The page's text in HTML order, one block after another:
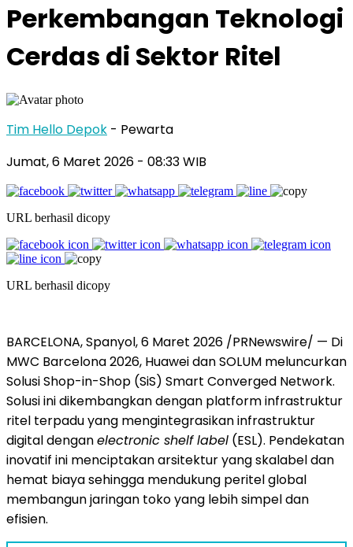
Perkembangan Teknologi
Cerdas di Sektor Ritel
Tim Hello Depok - Pewarta
Jumat, 6 Maret 2026 - 08:33 WIB
URL berhasil dicopy
URL berhasil dicopy
BARCELONA, Spanyol, 6 Maret 2026 /PRNewswire/ — Di
MWC Barcelona 2026, Huawei dan SOLUM meluncurkan
Solusi Shop-in-Shop (SiS) Smart Converged Network.
Solusi ini dikembangkan dengan platform infrastruktur
ritel terpadu yang mengintegrasikan infrastruktur
digital denganelectronic shelf label (ESL). Pendekatan
inovatif ini menciptakan arsitektur yang skalabel dan
hemat biaya sehingga mendukung peritel global
membangun jaringan toko yang lebih simpel dan
efisien.